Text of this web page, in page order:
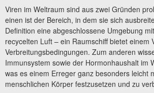
Viren im Weltraum sind aus zwei Gründen
einen ist der Bereich, in dem sie sich
Definition eine abgeschlossene Umgebung
recycelten Luft – ein Raumschiff bietet einem
Verbreitungsbedingungen. Zum anderen
Immunsystem sowie der Hormonhaushalt im
was es einem Erreger ganz besonders leicht
menschlichen Körper festzusetzen und zu